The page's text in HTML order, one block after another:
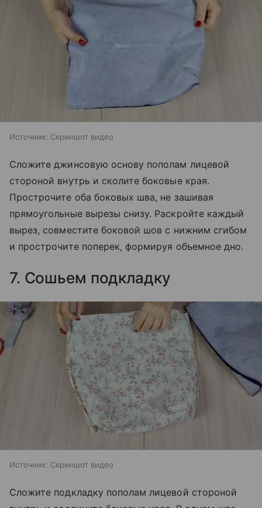
Источник: Скриншот видео
Сложите джинсовую основу пополам лицевой
стороной внутрь и сколите боковые края.
Прострочите оба боковых шва, не зашивая
прямоугольные вырезы снизу. Раскройте каждый
вырез, совместите боковой шов с нижним сгибом
и прострочите поперек, формируя объемное дно.
7. Сошьем подкладку
Источник: Скриншот видео
Сложите подкладку пополам лицевой стороной